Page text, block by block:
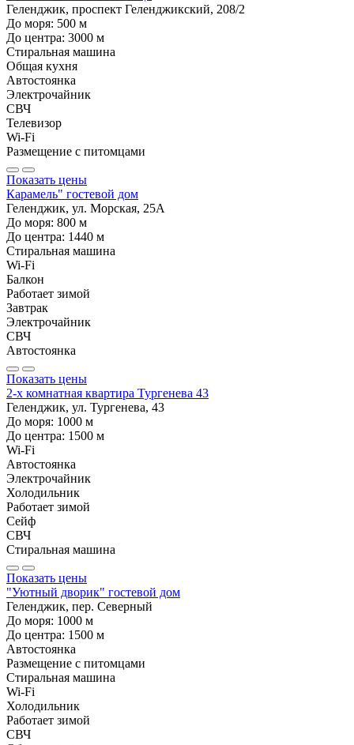
Геленджик, проспект Геленджикский, 208/2
До моря: 500 м
До центра: 3000 м
Стиральная машина
Общая кухня
Автостоянка
Электрочайник
СВЧ
Телевизор
Wi-Fi
Размещение с питомцами
Показать цены
Карамель" гостевой дом
Геленджик, ул. Морская, 25А
До моря: 800 м
До центра: 1440 м
Стиральная машина
Wi-Fi
Балкон
Работает зимой
Завтрак
Электрочайник
СВЧ
Автостоянка
Показать цены
2-х комнатная квартира Тургенева 43
Геленджик, ул. Тургенева, 43
До моря: 1000 м
До центра: 1500 м
Wi-Fi
Автостоянка
Электрочайник
Холодильник
Работает зимой
Сейф
СВЧ
Стиральная машина
Показать цены
"Уютный дворик" гостевой дом
Геленджик, пер. Северный
До моря: 1000 м
До центра: 1500 м
Автостоянка
Размещение с питомцами
Стиральная машина
Wi-Fi
Холодильник
Работает зимой
СВЧ